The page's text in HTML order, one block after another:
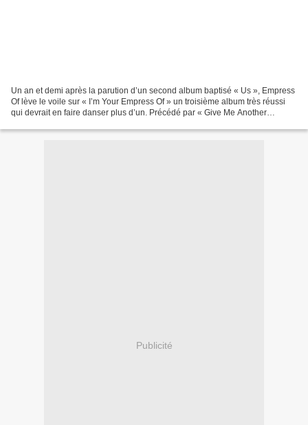
Un an et demi après la parution d’un second album baptisé « Us », Empress
Of lève le voile sur « I’m Your Empress Of » un troisième album très réussi
qui devrait en faire danser plus d’un. Précédé par « Give Me Another
Publicité